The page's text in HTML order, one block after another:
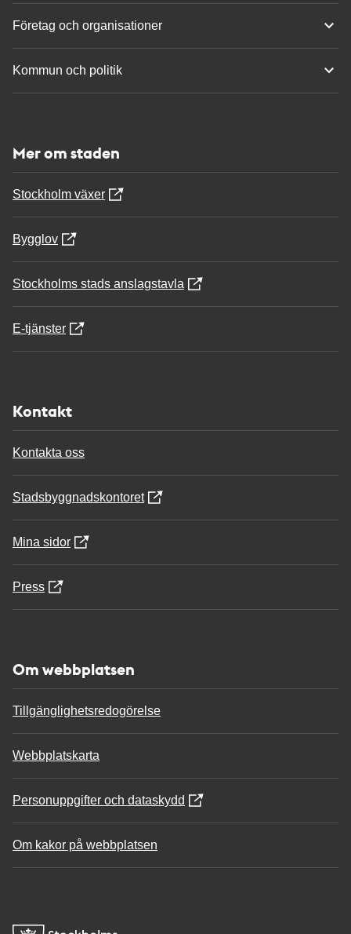
Företag och organisationer
Kommun och politik
Mer om staden
Stockholm växer
Bygglov
Stockholms stads anslagstavla
E-tjänster
Kontakt
Kontakta oss
Stadsbyggnadskontoret
Mina sidor
Press
Om webbplatsen
Tillgänglighetsredogörelse
Webbplatskarta
Personuppgifter och dataskydd
Om kakor på webbplatsen